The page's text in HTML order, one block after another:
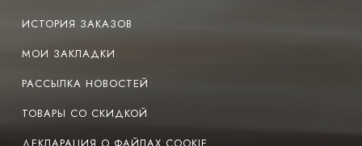
ИСТОРИЯ ЗАКАЗОВ
МОИ ЗАКЛАДКИ
РАССЫЛКА НОВОСТЕЙ
ТОВАРЫ СО СКИДКОЙ